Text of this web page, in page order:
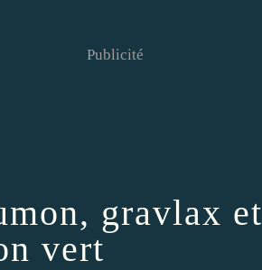
Publicité
gravlax et
vert